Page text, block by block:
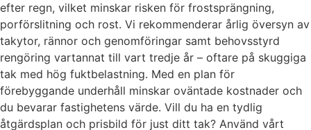
efter regn, vilket minskar risken för frostsprängning,
porförslitning och rost. Vi rekommenderar årlig översyn av
takytor, rännor och genomföringar samt behovsstyrd
rengöring vartannat till vart tredje år – oftare på skuggiga
tak med hög fuktbelastning. Med en plan för
förebyggande underhåll minskar oväntade kostnader och
du bevarar fastighetens värde. Vill du ha en tydlig
åtgärdsplan och prisbild för just ditt tak? Använd vårt